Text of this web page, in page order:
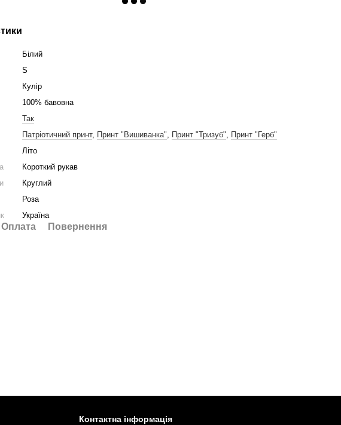
Білий
S
Кулір
100% бавовна
Так
Патріотичний принт, Принт "Вишиванка", Принт "Тризуб", Принт "Герб"
Літо
Короткий рукав
Круглий
Роза
Україна
Оплата Повернення
Контактна інформація